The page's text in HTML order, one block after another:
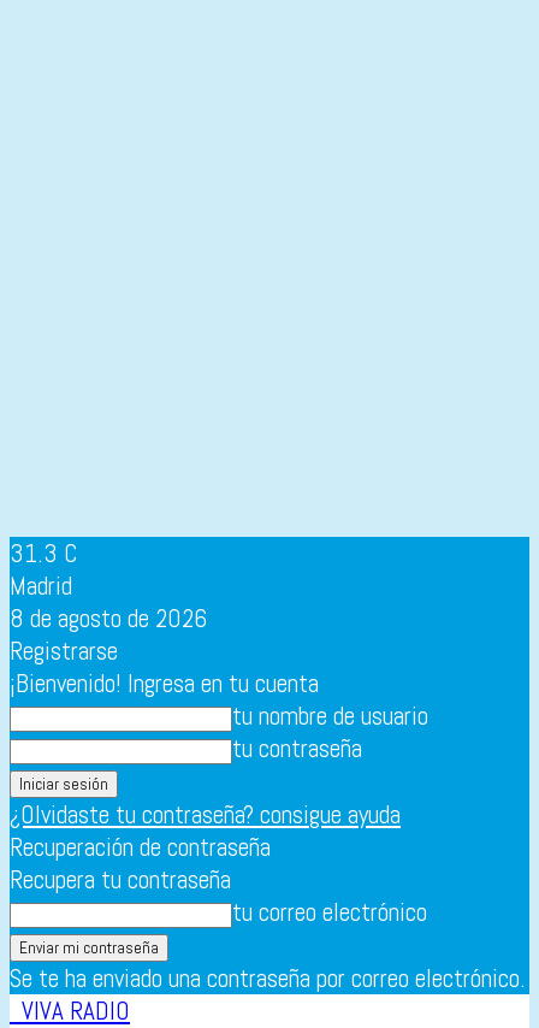
31.3 C
Madrid
8 de agosto de 2026
Registrarse
¡Bienvenido! Ingresa en tu cuenta
tu nombre de usuario
tu contraseña
¿Olvidaste tu contraseña? consigue ayuda
Recuperación de contraseña
Recupera tu contraseña
tu correo electrónico
Se te ha enviado una contraseña por correo electrónico.
VIVA RADIO